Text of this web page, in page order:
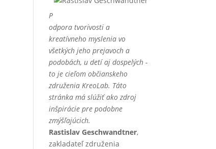
P
odpora tvorivosti a
kreatívneho myslenia vo
všetkých jeho prejavoch a
podobách, u detí aj dospelých -
to je cieľom občianskeho
združenia KreoLab. Táto
stránka má slúžiť ako zdroj
inšpirácie pre podobne
zmýšľajúcich.
Rastislav Geschwandtner,
zakladateľ združenia